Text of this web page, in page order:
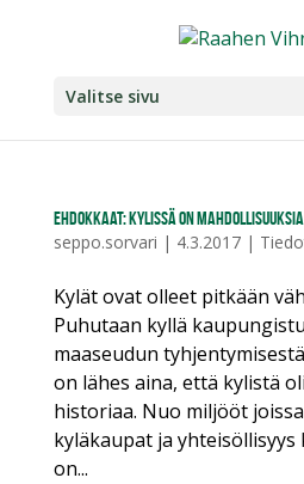
Valitse sivu
Ehdokkaat: Kylissä on mahdollisuuksia
seppo.sorvari | 4.3.2017|
Kylät ovat olleet pitkään
Puhutaan kyllä
maaseudun
on lähes aina, että kylistä
historiaa. Nuo miljööt
kyläkaupat ja yhteisöllisyys
on...